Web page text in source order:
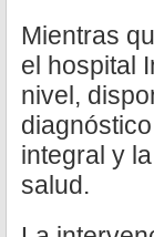
Mientras
el hospital
nivel,
integral y
salud.